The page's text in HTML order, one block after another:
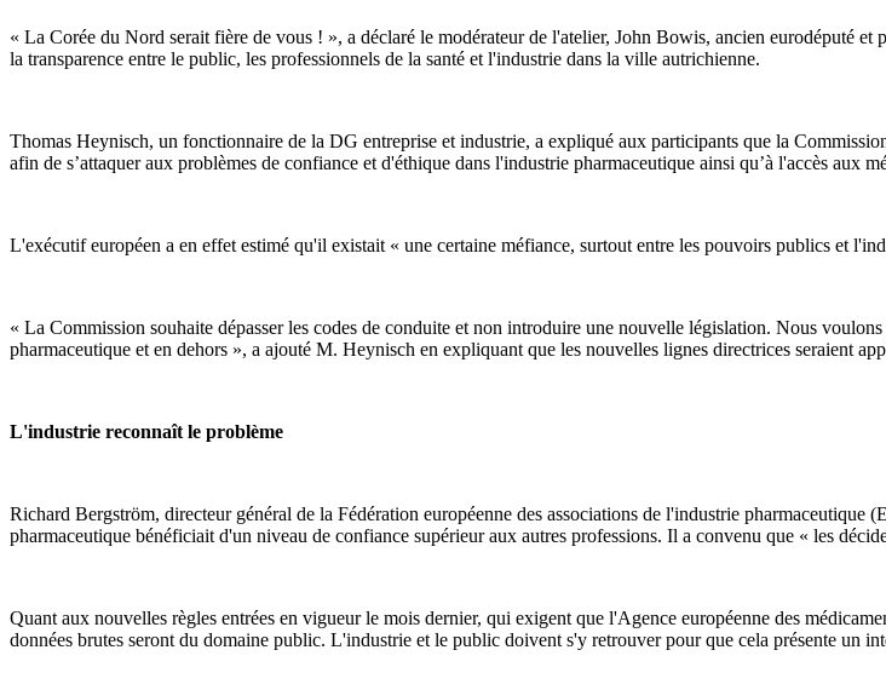
« La Corée du Nord serait fière de vous ! », a déclaré le modérateur de l'atelier, John Bowis, ancien eurodéputé
la transparence entre le public, les professionnels de la santé et l'industrie dans la ville autrichienne.
Thomas Heynisch, un fonctionnaire de la DG entreprise et industrie, a expliqué aux participants que la
afin de s’attaquer aux problèmes de confiance et d'éthique dans l'industrie pharmaceutique ainsi qu’à l'accès aux
L'exécutif européen a en effet estimé qu'il existait « une certaine méfiance, surtout entre les pouvoirs publics et
« La Commission souhaite dépasser les codes de conduite et non introduire une nouvelle législation. Nous
pharmaceutique et en dehors », a ajouté M. Heynisch en expliquant que les nouvelles lignes directrices seraient
L'industrie reconnaît le problème
Richard Bergström, directeur général de la Fédération européenne des associations de l'industrie
pharmaceutique bénéficiait d'un niveau de confiance supérieur aux autres professions. Il a convenu que « les
Quant aux nouvelles règles entrées en vigueur le mois dernier, qui exigent que l'Agence européenne des
données brutes seront du domaine public. L'industrie et le public doivent s'y retrouver pour que cela présente un